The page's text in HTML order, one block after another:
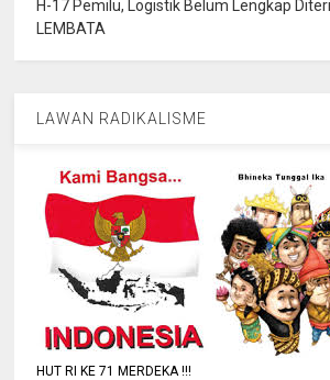
H-17 Pemilu, Logistik Belum Lengkap
LEMBATA
LAWAN RADIKALISME
HUT RI KE 71 MERDEKA !!!